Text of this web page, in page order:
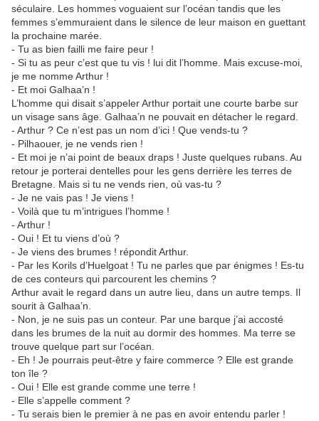
séculaire. Les hommes voguaient sur l’océan tandis que les
femmes s’emmuraient dans le silence de leur maison en guettant
la prochaine marée.
- Tu as bien failli me faire peur !
- Si tu as peur c’est que tu vis ! lui dit l’homme. Mais excuse-moi,
je me nomme Arthur !
- Et moi Galhaa’n !
L’homme qui disait s’appeler Arthur portait une courte barbe sur
un visage sans âge. Galhaa’n ne pouvait en détacher le regard.
- Arthur ? Ce n’est pas un nom d’ici ! Que vends-tu ?
- Pilhaouer, je ne vends rien !
- Et moi je n’ai point de beaux draps ! Juste quelques rubans. Au
retour je porterai dentelles pour les gens derrière les terres de
Bretagne. Mais si tu ne vends rien, où vas-tu ?
- Je ne vais pas ! Je viens !
- Voilà que tu m’intrigues l’homme !
- Arthur !
- Oui ! Et tu viens d’où ?
- Je viens des brumes ! répondit Arthur.
- Par les Korils d’Huelgoat ! Tu ne parles que par énigmes ! Es-tu
de ces conteurs qui parcourent les chemins ?
Arthur avait le regard dans un autre lieu, dans un autre temps. Il
sourit à Galhaa’n.
- Non, je ne suis pas un conteur. Par une barque j’ai accosté
dans les brumes de la nuit au dormir des hommes. Ma terre se
trouve quelque part sur l’océan.
- Eh ! Je pourrais peut-être y faire commerce ? Elle est grande
ton île ?
- Oui ! Elle est grande comme une terre !
- Elle s’appelle comment ?
- Tu serais bien le premier à ne pas en avoir entendu parler !